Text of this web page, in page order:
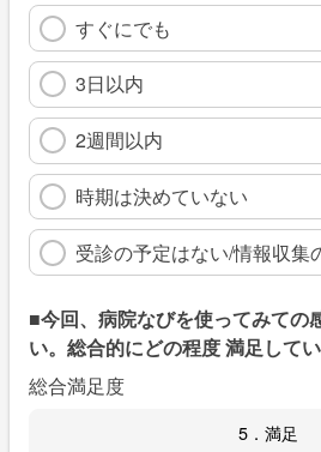
すぐにでも
3日以内
2週間以内
時期は決めていない
受診の予定はない/情報収集
■今回、病院なびを使ってみての
い。総合的にどの程度 満足して
総合満足度
5．満足